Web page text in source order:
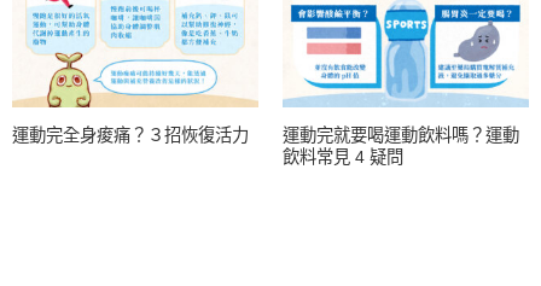
運動完全身痠痛？３招恢復活力
運動完就要喝運動飲料嗎？運動
飲料常見 4 疑問